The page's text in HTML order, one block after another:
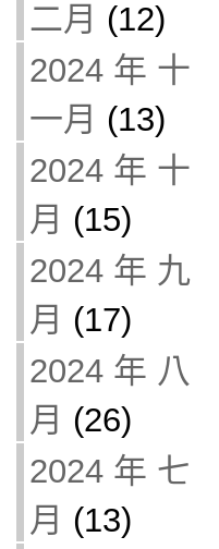
二月 (12)
2024 年 十
一月 (13)
2024 年 十
月 (15)
2024 年 九
月 (17)
2024 年 八
月 (26)
2024 年 七
月 (13)